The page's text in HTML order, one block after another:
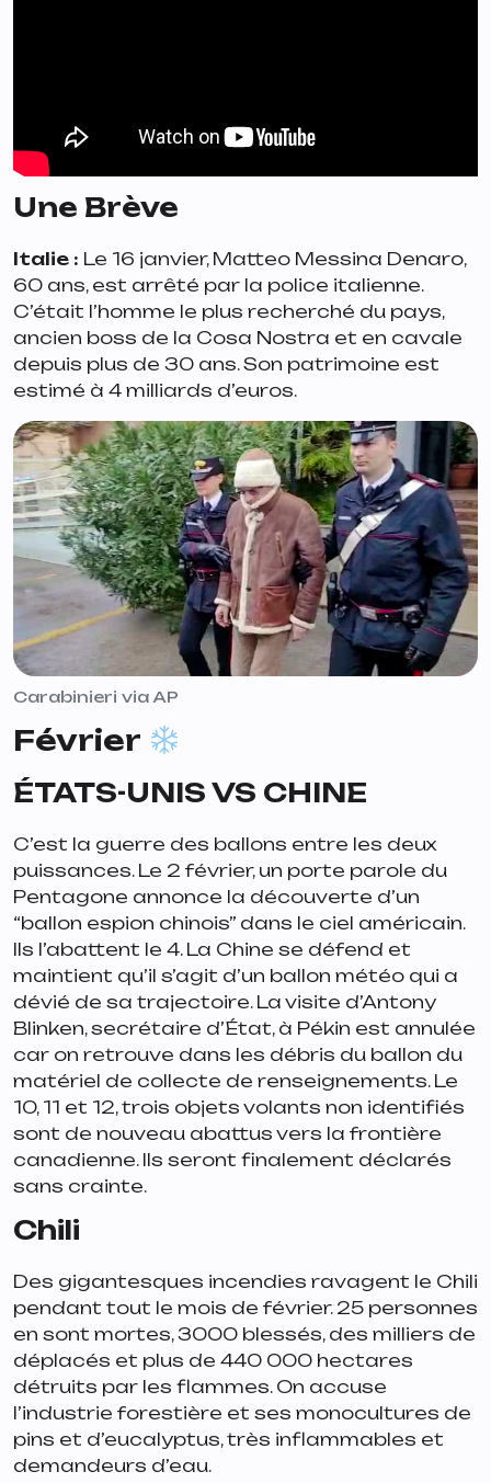
Une Brève
Italie : Le 16 janvier, Matteo Messina Denaro,
60 ans, est arrêté par la police italienne.
C’était l’homme le plus recherché du pays,
ancien boss de la Cosa Nostra et en cavale
depuis plus de 30 ans. Son patrimoine est
estimé à 4 milliards d’euros.
Carabinieri via AP
Février
ÉTATS-UNIS VS CHINE
C’est la guerre des ballons entre les deux
puissances. Le 2 février, un porte parole du
Pentagone annonce la découverte d’un
“ballon espion chinois” dans le ciel américain.
Ils l’abattent le 4. La Chine se défend et
maintient qu’il s’agit d’un ballon météo qui a
dévié de sa trajectoire. La visite d’Antony
Blinken, secrétaire d’État, à Pékin est annulée
car on retrouve dans les débris du ballon du
matériel de collecte de renseignements. Le
10, 11 et 12, trois objets volants non identifiés
sont de nouveau abattus vers la frontière
canadienne. Ils seront finalement déclarés
sans crainte.
Chili
Des gigantesques incendies ravagent le Chili
pendant tout le mois de février. 25 personnes
en sont mortes, 3000 blessés, des milliers de
déplacés et plus de 440 000 hectares
détruits par les flammes. On accuse
l’industrie forestière et ses monocultures de
pins et d’eucalyptus, très inflammables et
demandeurs d’eau.